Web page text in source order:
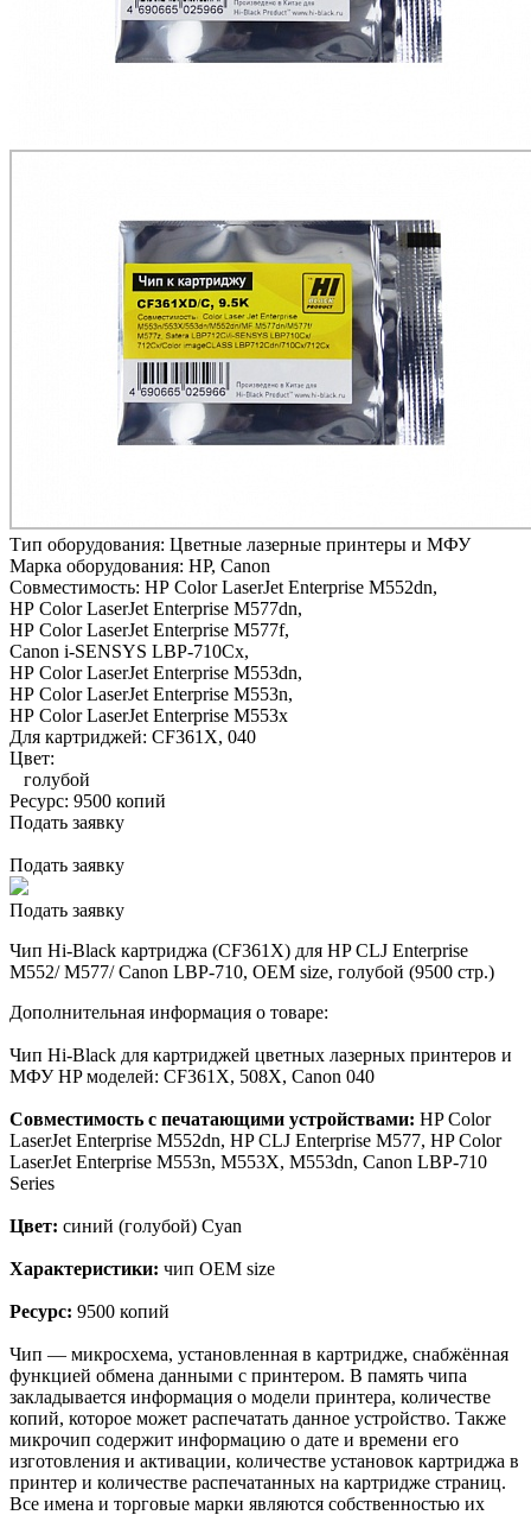
Тип оборудования: Цветные лазерные принтеры и МФУ
Марка оборудования: HP, Canon
Совместимость: HP Color LaserJet Enterprise M552dn,
HP Color LaserJet Enterprise M577dn,
HP Color LaserJet Enterprise M577f,
Canon i-SENSYS LBP-710Cx,
HP Color LaserJet Enterprise M553dn,
HP Color LaserJet Enterprise M553n,
HP Color LaserJet Enterprise M553x
Для картриджей: CF361X, 040
Цвет:
голубой
Ресурс: 9500 копий
Подать заявку
Подать заявку
Подать заявку
Чип Hi-Black картриджа (CF361X) для HP CLJ Enterprise
M552/ M577/ Canon LBP-710, OEM size, голубой (9500 стр.)
Дополнительная информация о товаре:
Чип Hi-Black для картриджей цветных лазерных принтеров и
МФУ HP моделей: CF361X, 508X, Canon 040
Совместимость с печатающими устройствами: HP Color
LaserJet Enterprise M552dn, HP CLJ Enterprise M577, HP Color
LaserJet Enterprise M553n, M553X, M553dn, Canon LBP-710
Series
Цвет: синий (голубой) Cyan
Характеристики: чип OEM size
Ресурс: 9500 копий
Чип — микросхема, установленная в картридже, снабжённая
функцией обмена данными с принтером. В память чипа
закладывается информация о модели принтера, количестве
копий, которое может распечатать данное устройство. Также
микрочип содержит информацию о дате и времени его
изготовления и активации, количестве установок картриджа в
принтер и количестве распечатанных на картридже страниц.
Все имена и торговые марки являются собственностью их